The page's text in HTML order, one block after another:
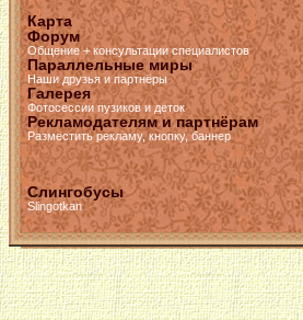
Карта
Форум
Общение + консультации специалистов
Параллельные миры
Наши друзья и партнёры
Галерея
Фотосессии пузиков и деток
Рекламодателям и партнёрам
Разместить рекламу, кнопку, баннер
Слингобусы
Slingotkan